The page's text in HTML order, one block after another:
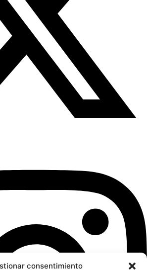
consentimiento